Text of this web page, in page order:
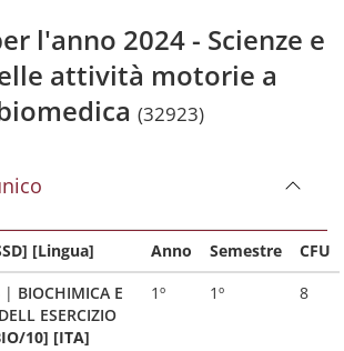
l'anno 2024 - Scienze e
attività motorie a
(32923)
Insegnamento [SSD] [Lingua] Anno Semestre
CFU
| BIOCHIMICA E
ESERCIZIO
10] [ITA]
1º 1º 8